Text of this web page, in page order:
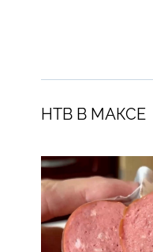
НТВ В МАКСЕ